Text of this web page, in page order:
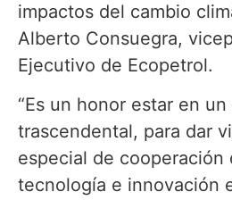
impactos del cambio
Alberto Consuegra,
Ejecutivo de Ecopetrol.
“Es un honor estar en
trascendental, para dar
especial de cooperación
tecnología e innovación